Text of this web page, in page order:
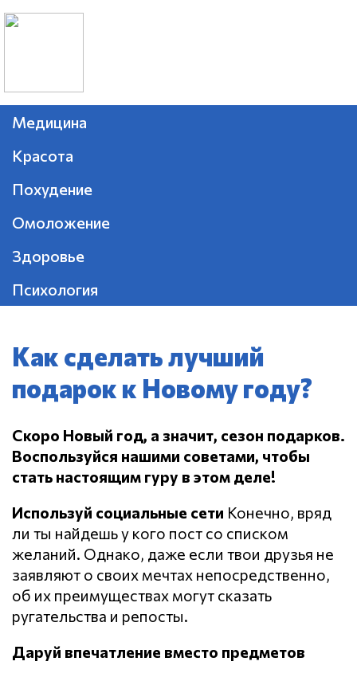
Медицина
Красота
Похудение
Омоложение
Здоровье
Психология
Как сделать лучший
подарок к Новому году?
Скоро Новый год, а значит, сезон подарков.
Воспользуйся нашими советами, чтобы
стать настоящим гуру в этом деле!
Используй социальные сети Конечно, вряд
ли ты найдешь у кого пост со списком
желаний. Однако, даже если твои друзья не
заявляют о своих мечтах непосредственно,
об их преимуществах могут сказать
ругательства и репосты.
Даруй впечатление вместо предметов